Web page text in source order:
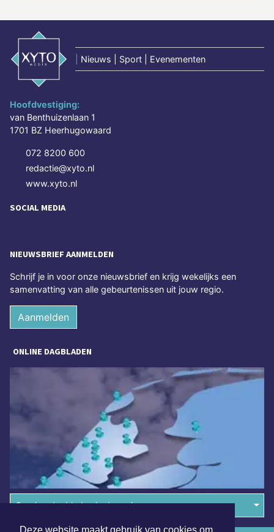
Nieuws | Sport | Evenementen
Hoofdvestiging:
van Benthuizenlaan 1
1701 BZ Heerhugowaard
072 8200 600
redactie@xyto.nl
www.xyto.nl
SOCIAL MEDIA
NIEUWSBRIEF AANMELDEN
Schrijf je in voor onze nieuwsbrief en krijg wekelijks een
samenvatting van alle gebeurtenissen uit jouw regio.
Aanmelden
ONLINE DAGBLADEN
Overige dagbladen in de regio